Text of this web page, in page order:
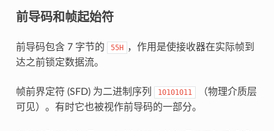
前导码和帧起始符
前导码包含 7 字节的 55H
，作用是使接收器在实际帧到
达之前锁定数据流。
帧前界定符 (SFD) 为二进制序列 10101011
（物理介质层
可见）。有时它也被视作前导码的一部分。